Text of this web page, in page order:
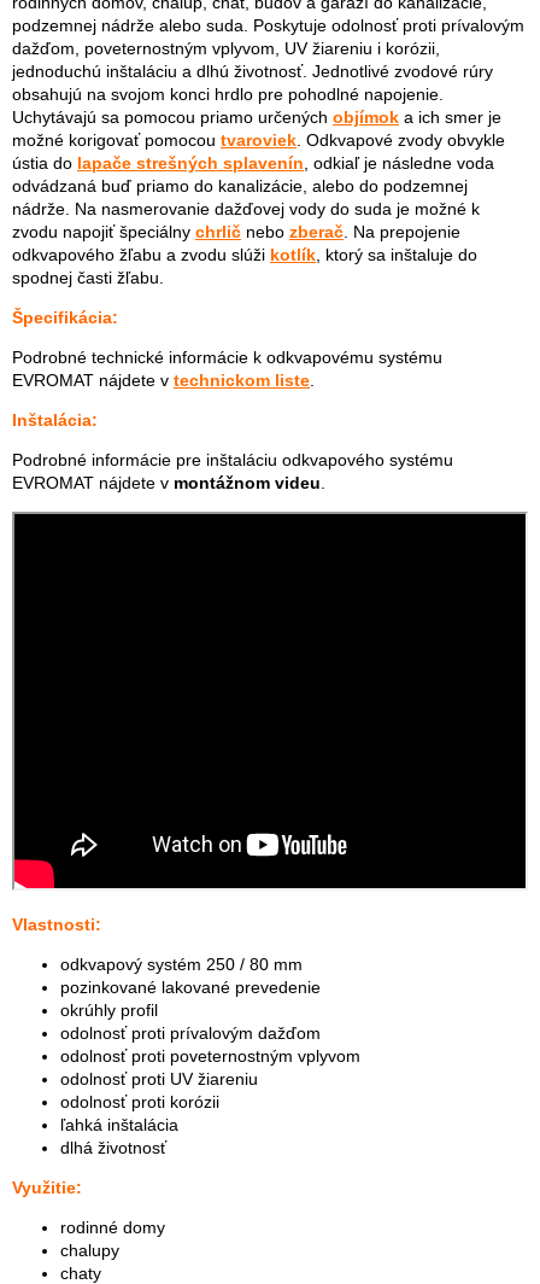
podzemnej nádrže alebo suda. Poskytuje odolnosť proti prívalovým
dažďom, poveternostným vplyvom, UV žiareniu i korózii,
jednoduchú inštaláciu a dlhú životnosť. Jednotlivé zvodové rúry
obsahujú na svojom konci hrdlo pre pohodlné napojenie.
Uchytávajú sa pomocou priamo určených objímok a ich smer je
možné korigovať pomocou tvaroviek . Odkvapové zvody obvykle
ústia do lapače strešných splavenín , odkiaľ je následne voda
odvádzaná buď priamo do kanalizácie, alebo do podzemnej
nádrže. Na nasmerovanie dažďovej vody do suda je možné k
zvodu napojiť špeciálny chrlič nebo zberač . Na prepojenie
odkvapového žľabu a zvodu slúži kotlík , ktorý sa inštaluje do
spodnej časti žľabu.
Špecifikácia:
Podrobné technické informácie k odkvapovému systému
EVROMAT nájdete v technickom liste
Inštalácia:
Podrobné informácie pre inštaláciu odkvapového systému
EVROMAT nájdete v montážnom videu
Vlastnosti:
odkvapový systém 250 / 80 mm
pozinkované lakované prevedenie
okrúhly profil
odolnosť proti prívalovým dažďom
odolnosť proti poveternostným vplyvom
odolnosť proti UV žiareniu
odolnosť proti korózii
ľahká inštalácia
dlhá životnosť
Využitie:
rodinné domy
chalupy
chaty